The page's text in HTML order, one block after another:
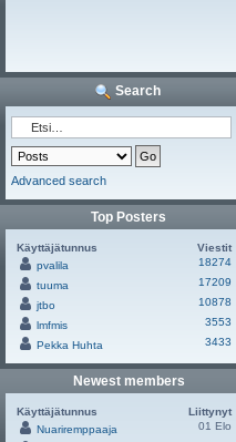
Search
Advanced search
Top Posters
Käyttäjätunnus
Viestit
pvalila
18274
tuuma
17209
jtbo
10878
lmfmis
3553
Pekka Huhta
3433
Newest members
Käyttäjätunnus
Liittynyt
Nuariremppaaja
01 Elo